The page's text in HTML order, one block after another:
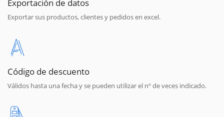
Exportación de datos
Exportar sus productos, clientes y pedidos en excel.
Código de descuento
Válidos hasta una fecha y se pueden utilizar el nº de veces indicado.